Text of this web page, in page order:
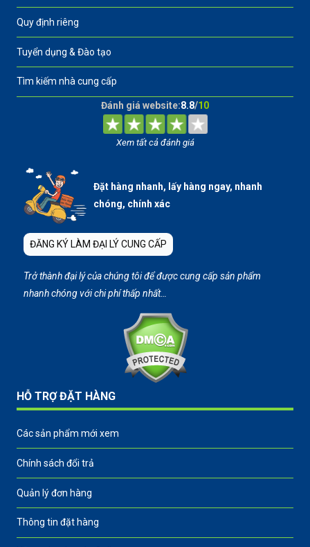
Quy định riêng
Tuyển dụng & Đào tạo
Tìm kiếm nhà cung cấp
Đánh giá website:8.8/10
Xem tất cả đánh giá
Đặt hàng nhanh, lấy hàng ngay, nhanh
chóng, chính xác
ĐĂNG KÝ LÀM ĐẠI LÝ CUNG CẤP
Trở thành đại lý của chúng tôi để được cung cấp sản phẩm
nhanh chóng với chi phí thấp nhất…
HỖ TRỢ ĐẶT HÀNG
Các sản phẩm mới xem
Chính sách đổi trả
Quản lý đơn hàng
Thông tin đặt hàng